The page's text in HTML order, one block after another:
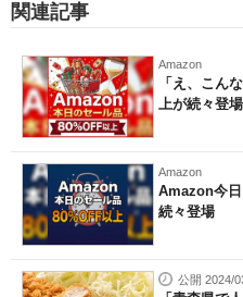
関連記事
Amazon
「え、こん
上が続々登
Amazon
Amazon今
続々登場
公開 2024/